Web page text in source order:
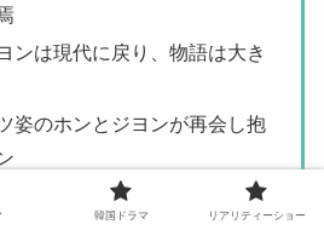
ンは現代に戻り、物語は大き
姿のホンとジヨンが再会し抱
、愛は時を超えるというテー
韓国ドラマ リアリティーショー